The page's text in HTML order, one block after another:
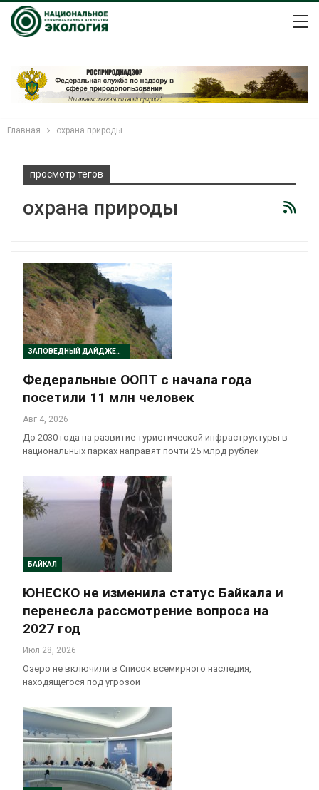
Главная охрана природы
просмотр тегов
охрана природы
ЗАПОВЕДНЫЙ ДАЙДЖЕСТ
Федеральные ООПТ с начала года
посетили 11 млн человек
Авг 4, 2026
До 2030 года на развитие туристической инфраструктуры в
национальных парках направят почти 25 млрд рублей
БАЙКАЛ
ЮНЕСКО не изменила статус Байкала и
перенесла рассмотрение вопроса на
2027 год
Июл 28, 2026
Озеро не включили в Список всемирного наследия,
находящегося под угрозой